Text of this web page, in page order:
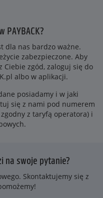
dla nas bardzo ważne.
zabezpieczone. Aby
Ciebie zgód, zaloguj się do
albo w aplikacji.
posiadamy i w jaki
się z nami pod numerem
zgodny z taryfą operatora) i
na swoje pytanie?
Skontaktujemy się z